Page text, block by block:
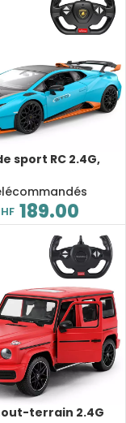
sport RC 2.4G,
h, Collection
189.00
terrain 2.4G